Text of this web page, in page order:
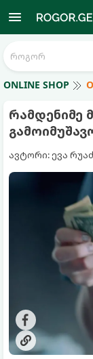
ONLINE SHOP
რამდენიმე
ავტორი: ევა